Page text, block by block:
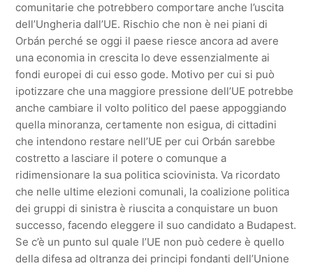
comunitarie che potrebbero comportare anche l’uscita
dell’Ungheria dall’UE. Rischio che non è nei piani di
Orbán perché se oggi il paese riesce ancora ad avere
una economia in crescita lo deve essenzialmente ai
fondi europei di cui esso gode. Motivo per cui si può
ipotizzare che una maggiore pressione dell’UE potrebbe
anche cambiare il volto politico del paese appoggiando
quella minoranza, certamente non esigua, di cittadini
che intendono restare nell’UE per cui Orbán sarebbe
costretto a lasciare il potere o comunque a
ridimensionare la sua politica sciovinista. Va ricordato
che nelle ultime elezioni comunali, la coalizione politica
dei gruppi di sinistra è riuscita a conquistare un buon
successo, facendo eleggere il suo candidato a Budapest.
Se c’è un punto sul quale l’UE non può cedere è quello
della difesa ad oltranza dei principi fondanti dell’Unione